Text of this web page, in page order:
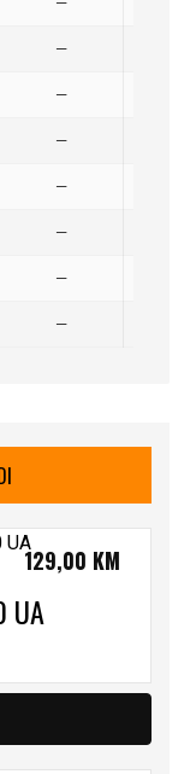
—
—
—
—
—
—
—
UA
129,00 KM